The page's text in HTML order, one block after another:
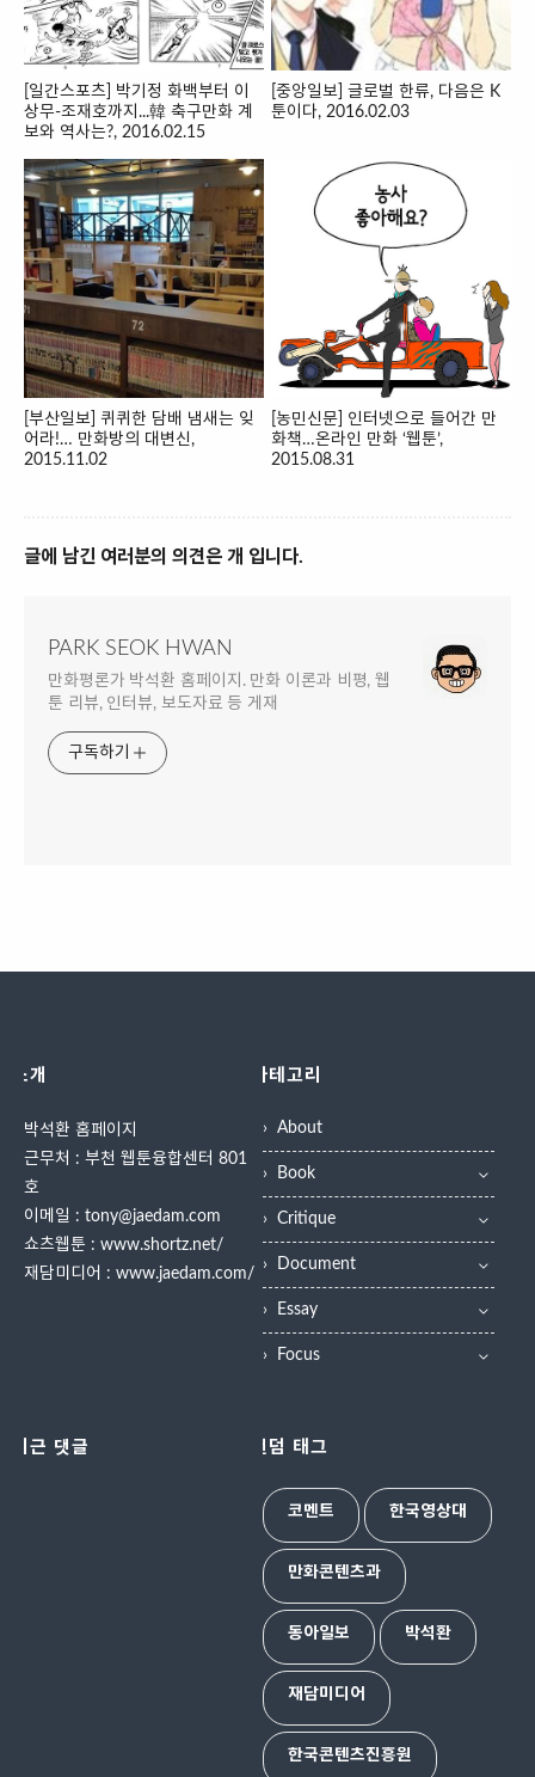
[일간스포츠] 박기정 화백부터 이
상무-조재호까지...韓 축구만화 계
보와 역사는?, 2016.02.15
[중앙일보] 글로벌 한류, 다음은 K
툰이다, 2016.02.03
[부산일보] 퀴퀴한 담배 냄새는 잊
어라!… 만화방의 대변신,
2015.11.02
[농민신문] 인터넷으로 들어간 만
화책…온라인 만화 ‘웹툰’,
2015.08.31
글에 남긴 여러분의 의견은 개 입니다.
PARK SEOK HWAN
만화평론가 박석환 홈페이지. 만화 이론과 비평, 웹
툰 리뷰, 인터뷰, 보도자료 등 게재
구독하기
소개
박석환 홈페이지
근무처 : 부천 웹툰융합센터 801
호
이메일 : tony@jaedam.com
쇼츠웹툰 : www.shortz.net/
재담미디어 : www.jaedam.com/
카테고리
About
Book
Critique
Document
Essay
Focus
최근 댓글 랜덤 태그
코멘트 한국영상대
만화콘텐츠과
동아일보 박석환
재담미디어
한국콘텐츠진흥원